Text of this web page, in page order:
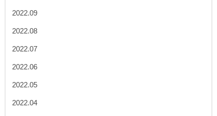
2022.09
2022.08
2022.07
2022.06
2022.05
2022.04